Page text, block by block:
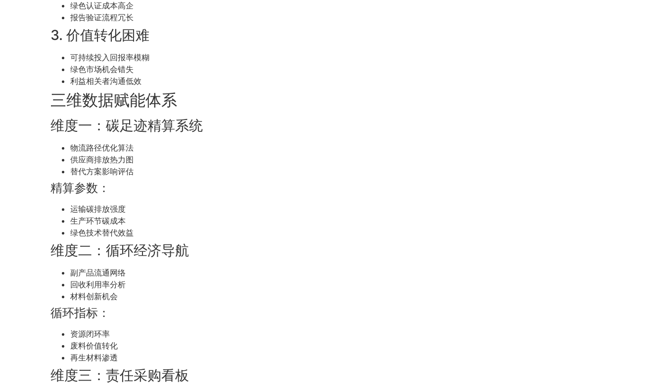
绿色认证成本高企
报告验证流程冗长
3. 价值转化困难
可持续投入回报率模糊
绿色市场机会错失
利益相关者沟通低效
三维数据赋能体系
维度一：碳足迹精算系统
物流路径优化算法
供应商排放热力图
替代方案影响评估
精算参数：
运输碳排放强度
生产环节碳成本
绿色技术替代效益
维度二：循环经济导航
副产品流通网络
回收利用率分析
材料创新机会
循环指标：
资源闭环率
废料价值转化
再生材料渗透
维度三：责任采购看板